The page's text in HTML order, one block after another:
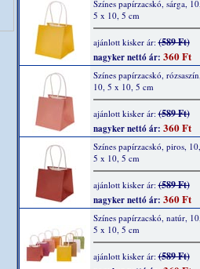
Színes papírzacskó, sárga,
5 x 10, 5 cm
ajánlott kisker ár:(589 Ft)
nagyker nettó ár: 360 Ft
Színes papírzacskó,
10, 5 x 10, 5 cm
ajánlott kisker ár:(589 Ft)
nagyker nettó ár: 360 Ft
Színes papírzacskó, piros,
5 x 10, 5 cm
ajánlott kisker ár:(589 Ft)
nagyker nettó ár: 360 Ft
Színes papírzacskó, natúr,
5 x 10, 5 cm
ajánlott kisker ár:(589 Ft)